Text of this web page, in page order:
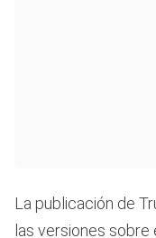
La publicación de
las versiones